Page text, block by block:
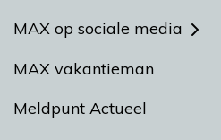
MAX op sociale media
MAX vakantieman
Meldpunt Actueel